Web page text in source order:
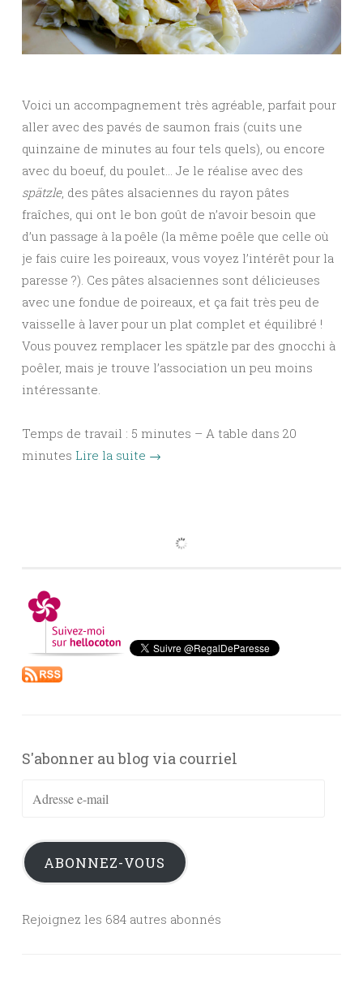
Voici un accompagnement très agréable, parfait pour
aller avec des pavés de saumon frais (cuits une
quinzaine de minutes au four tels quels), ou encore
avec du boeuf, du poulet… Je le réalise avec des
spätzle, des pâtes alsaciennes du rayon pâtes
fraîches, qui ont le bon goût de n’avoir besoin que
d’un passage à la poêle (la même poêle que celle où
je fais cuire les poireaux, vous voyez l’intérêt pour la
paresse ?). Ces pâtes alsaciennes sont délicieuses
avec une fondue de poireaux, et ça fait très peu de
vaisselle à laver pour un plat complet et équilibré !
Vous pouvez remplacer les spätzle par des gnocchi à
poêler, mais je trouve l’association un peu moins
intéressante.
Temps de travail : 5 minutes – A table dans 20
minutes Lire la suite →
S'abonner au blog via courriel
Adresse
mail
ABONNEZ-VOUS
Rejoignez les 684 autres abonnés